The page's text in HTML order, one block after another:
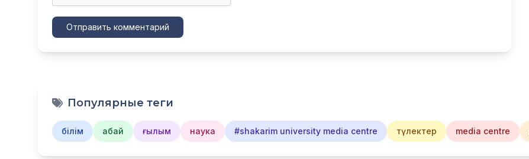
Отправить комментарий
Популярные теги
білім абай ғылым наука #shakarim university media centre түлектер media centre